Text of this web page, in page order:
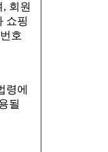
회원
쇼핑
호
령에
될